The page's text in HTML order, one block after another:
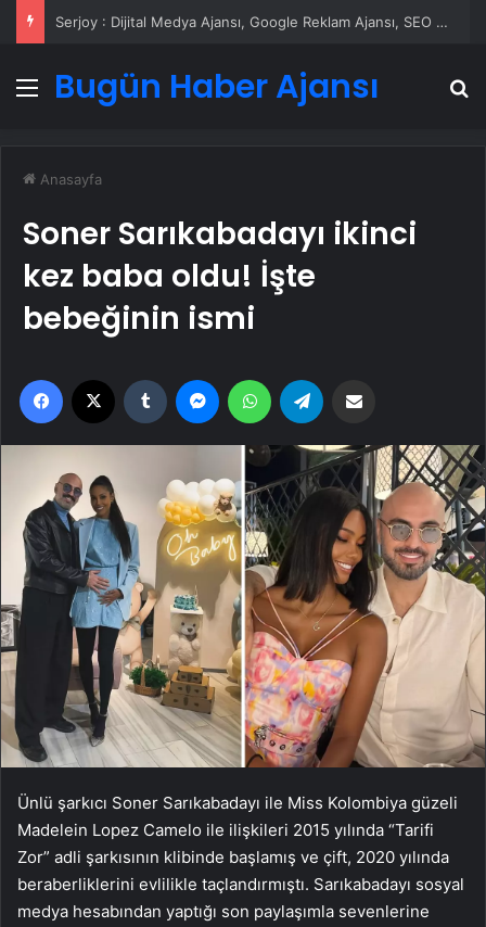
Serjoy : Dijital Medya Ajansı, Google Reklam Ajansı, SEO Ajansı ve Web Tasarım Ajansı
Menü
Bugün Haber Ajansı
Anasayfa
Soner Sarıkabadayı ikinci
kez baba oldu! İşte
bebeğinin ismi
Facebook Tumblr MessengerWhatsApp
Ünlü şarkıcı Soner Sarıkabadayı ile Miss Kolombiya güzeli
Madelein Lopez Camelo ile ilişkileri 2015 yılında “Tarifi
Zor” adli şarkısının klibinde başlamış ve çift, 2020 yılında
beraberliklerini evlilikle taçlandırmıştı. Sarıkabadayı sosyal
medya hesabından yaptığı son paylaşımla sevenlerine